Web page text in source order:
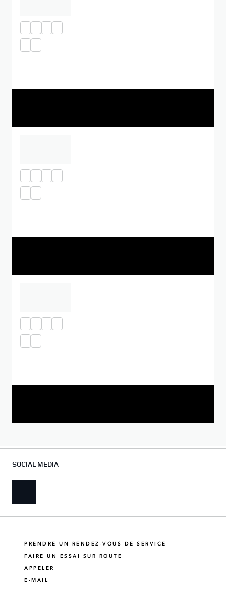
PRENDRE UN RENDEZ-VOUS DE SERVICE
FAIRE UN ESSAI SUR ROUTE
APPELER
E-MAIL
SOCIAL MEDIA